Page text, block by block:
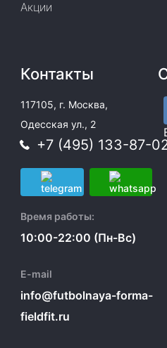
Акции
Контакты
117105, г. Москва,
Одесская ул., 2
+7 (495) 133-87-
Время работы:
10:00-22:00 (Пн-Вс)
E-mail
info@futbolnaya-forma-
fieldfit.ru